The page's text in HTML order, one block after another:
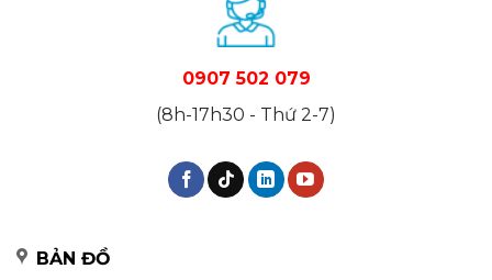
0907 502 079
(8h-17h30 - Thứ 2-7)
BẢN ĐỒ